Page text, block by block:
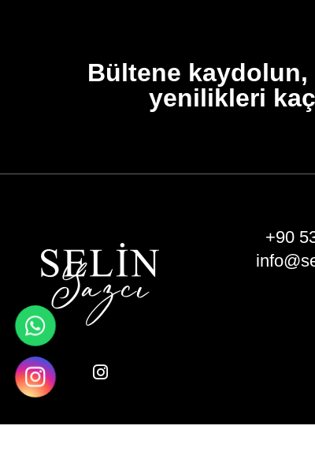
Bültene kaydolun,
yenilikleri
+90